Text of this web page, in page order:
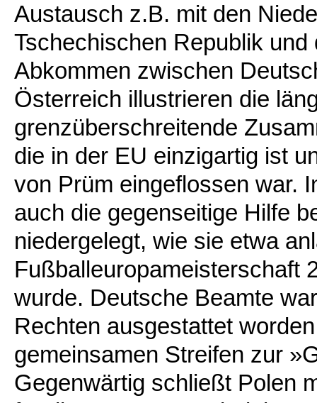
Austausch z.B. mit den
Tschechischen Republik
Abkommen zwischen
Österreich illustrieren die
grenzüberschreitende
die in der EU einzigartig ist
von Prüm eingeflossen war.
auch die gegenseitige Hilfe
niedergelegt, wie sie etwa
Fußballeuropameisterschaft
wurde. Deutsche Beamte
Rechten ausgestattet
gemeinsamen Streifen zur
Gegenwärtig schließt Polen